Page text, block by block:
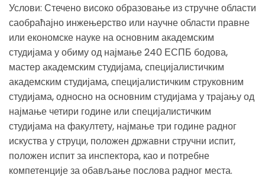
Услови: Стечено високо образовање из стручне области
саобраћајно инжењерство или научне области правне
или економске науке на основним академским
студијама у обиму од најмање 240 ЕСПБ бодова,
мастер академским студијама, специјалистичким
академским студијама, специјалистичким струковним
студијама, односно на основним студијама у трајању од
најмање четири године или специјалистичким
студијама на факултету, најмање три године радног
искуства у струци, положен државни стручни испит,
положен испит за инспектора, као и потребне
компетенције за обављање послова радног места.